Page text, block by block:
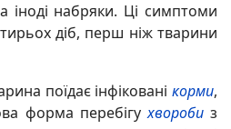
іноді набряки. Ці симптоми
діб, перш ніж тварини
поїдає інфікованікорми,
форма перебігухворобиз